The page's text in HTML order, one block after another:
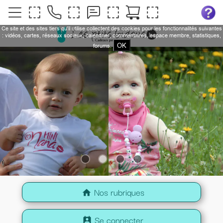
home Nos rubriques
perm_contact_calendar Se connecter
Ce site et des sites tiers qu'il utilise collectent des cookies pour les fonctionnalités suivantes
: vidéos, cartes, réseaux sociaux, calendrier, commentaires, espace membre, statistiques,
forums.
OK